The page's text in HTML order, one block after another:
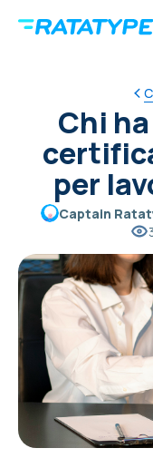
Chi
per
Captain